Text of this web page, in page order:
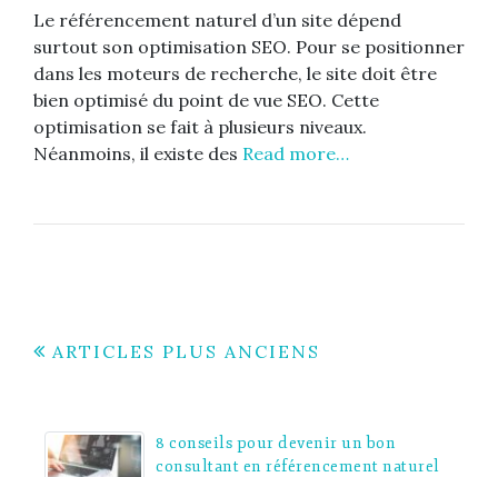
Le référencement naturel d’un site dépend
surtout son optimisation SEO. Pour se positionner
dans les moteurs de recherche, le site doit être
bien optimisé du point de vue SEO. Cette
optimisation se fait à plusieurs niveaux.
Néanmoins, il existe des Read more…
Navigation
articles
ARTICLES PLUS ANCIENS
8 conseils pour devenir un bon
consultant en référencement naturel